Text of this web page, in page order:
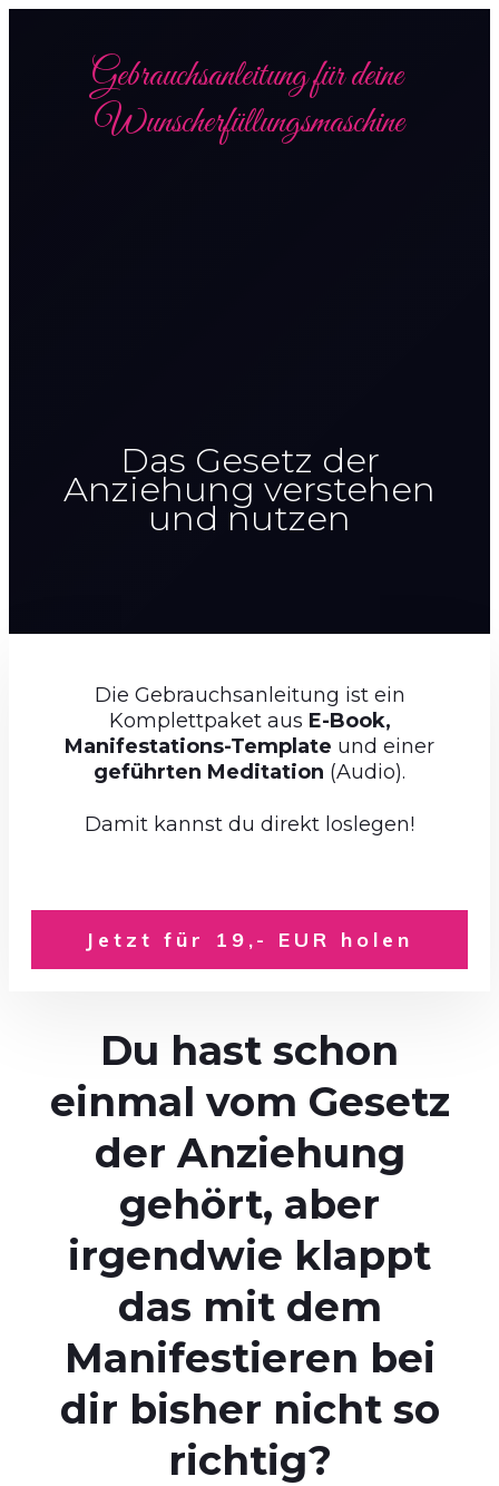
Gebrauchsanleitung für deine
Wunscherfüllungsmaschine
Das Gesetz der
Anziehung verstehen
und nutzen
Die Gebrauchsanleitung ist ein
Komplettpaket aus E-Book,
Manifestations-Template und einer
geführten Meditation (Audio).
Damit kannst du direkt loslegen!
Jetzt für 19,- EUR holen
Du hast schon
einmal vom Gesetz
der Anziehung
gehört, aber
irgendwie klappt
das mit dem
Manifestieren bei
dir bisher nicht so
richtig?